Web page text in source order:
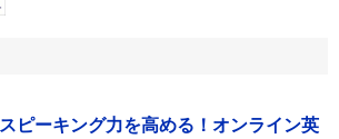
スピーキング力を高める！オンライン英